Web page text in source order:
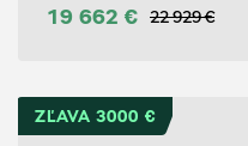
19 662 € 22 929 €
ZĽAVA 3000 €